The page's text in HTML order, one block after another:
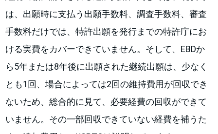
は、出願時に支払う出願手数料、調査手数料、審査
手数料だけでは、特許出願を発行までの特許庁にお
ける実費をカバーできていません。そして、EBDか
ら5年または8年後に出願された継続出願は、少なく
とも1回、場合によっては2回の維持費用が回収でき
ないため、総合的に見て、必要経費の回収ができて
いません。その一部回収できていない経費を補うた